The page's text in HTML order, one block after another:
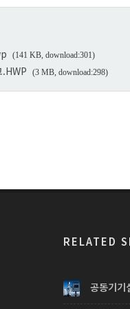
(141 KB, download:301)
(3 MB, download:298)
RELATED
공동기기